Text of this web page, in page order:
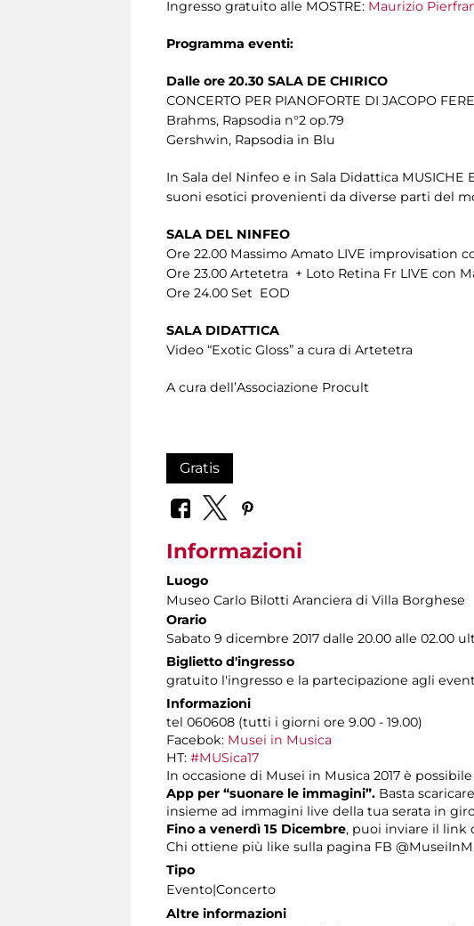
Ingresso gratuito alle MOSTRE: Maurizio
Programma eventi:
Dalle ore 20.30 SALA DE CHIRICO
CONCERTO PER PIANOFORTE DI JACOPO
Brahms, Rapsodia n°2 op.79
Gershwin, Rapsodia in Blu
In Sala del Ninfeo e in Sala Didattica
suoni esotici provenienti da diverse parti del
SALA DEL NINFEO
Ore 22.00 Massimo Amato LIVE improvisation
Ore 23.00 Artetetra + Loto Retina Fr LIVE con
Ore 24.00 Set EOD
SALA DIDATTICA
Video “Exotic Gloss” a cura di Artetetra
A cura dell’Associazione Procult
Gratis
Informazioni
Luogo
Museo Carlo Bilotti Aranciera di Villa Borghese
Orario
Sabato 9 dicembre 2017 dalle 20.00 alle 02.00
Biglietto d'ingresso
gratuito l'ingresso e la partecipazione agli
Informazioni
tel 060608 (tutti i giorni ore 9.00 - 19.00)
Facebok: Musei in Musica
HT: #MUSica17
In occasione di Musei in Musica 2017 è
App per “suonare le immagini”. Basta
insieme ad immagini live della tua serata in
Fino a venerdì 15 Dicembre, puoi inviare il link
Chi ottiene più like sulla pagina FB
Tipo
Evento|Concerto
Altre informazioni